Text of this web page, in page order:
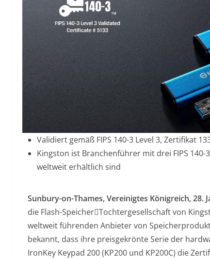
Validiert gemäß FIPS 140-3 Level 3, Zertifikat
Kingston ist Branchenführer mit drei FIPS 140-
weltweit erhältlich sind
Sunbury-on-Thames, Vereinigtes Königreich, 28.
die Flash-Speicher￾Tochtergesellschaft von
weltweit führenden Anbieter von
bekannt, dass ihre preisgekrönte Serie der
IronKey Keypad 200 (KP200 und KP200C) die